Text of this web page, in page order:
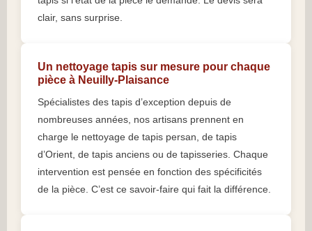
clair, sans surprise.
Un nettoyage tapis sur mesure pour chaque
pièce à Neuilly-Plaisance
Spécialistes des tapis d’exception depuis de
nombreuses années, nos artisans prennent en
charge le nettoyage de tapis persan, de tapis
d’Orient, de tapis anciens ou de tapisseries. Chaque
intervention est pensée en fonction des spécificités
de la pièce. C’est ce savoir-faire qui fait la différence.